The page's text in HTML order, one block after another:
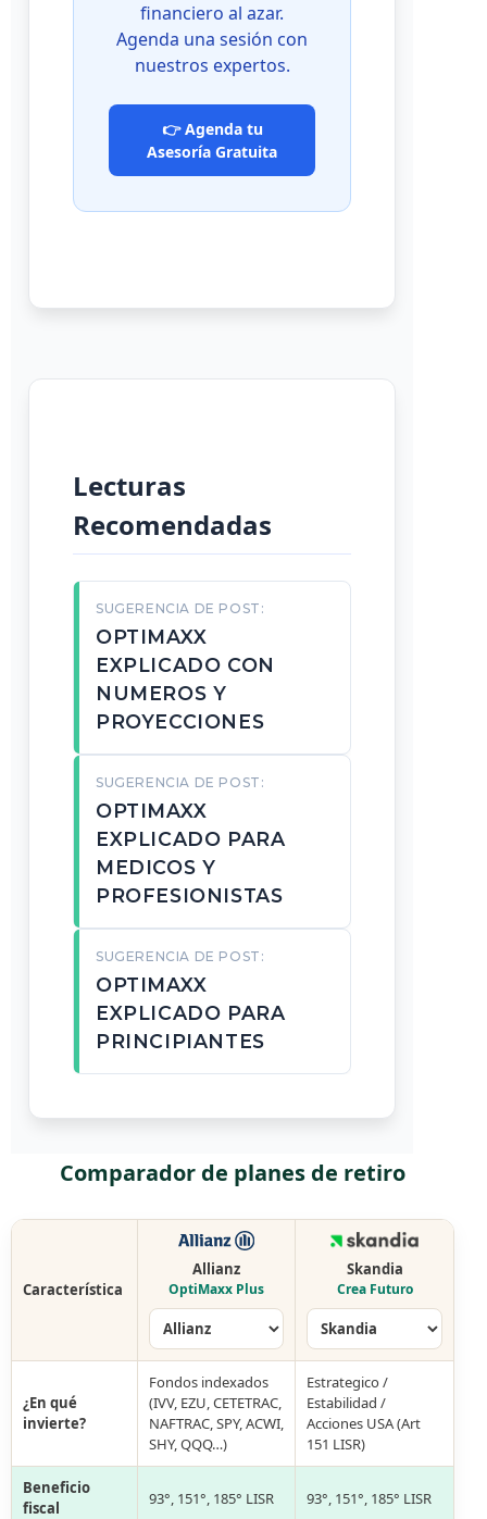
financiero al azar.
Agenda una sesión con
nuestros expertos.
👉 Agenda tu
Asesoría Gratuita
Lecturas
Recomendadas
SUGERENCIA DE POST:
OPTIMAXX
EXPLICADO CON
NUMEROS Y
PROYECCIONES
SUGERENCIA DE POST:
OPTIMAXX
EXPLICADO PARA
MEDICOS Y
PROFESIONISTAS
SUGERENCIA DE POST:
OPTIMAXX
EXPLICADO PARA
PRINCIPIANTES
Comparador de planes de retiro
Característica
Allianz
OptiMaxx Plus
Skandia
Crea Futuro
¿En qué
invierte?
Fondos indexados
(IVV, EZU, CETETRAC,
NAFTRAC, SPY, ACWI,
SHY, QQQ…)
Estrategico /
Estabilidad /
Acciones USA (Art
151 LISR)
Beneficio
fiscal
93°, 151°, 185° LISR 93°, 151°, 185° LISR